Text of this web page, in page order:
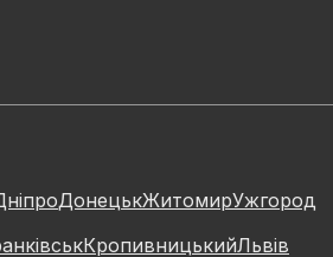
ДонецькЖитомирУжгород
КропивницькийЛьвів